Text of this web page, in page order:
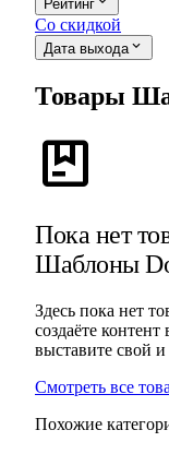
Рейтинг
Со скидкой
Дата выхода expand_more
Товары
package
Пока нет
Шаблоны
Здесь пока нет
создаёте
выставите свой
Смотреть все
Похожие